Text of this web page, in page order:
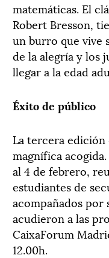
matemáticas. El
Robert Bresson,
un burro que vive
de la alegría y los
llegar a la edad
Éxito de público
La tercera
magnífica
al 4 de febrero,
estudiantes de
acompañados por
acudieron a las
CaixaForum
12.00h.